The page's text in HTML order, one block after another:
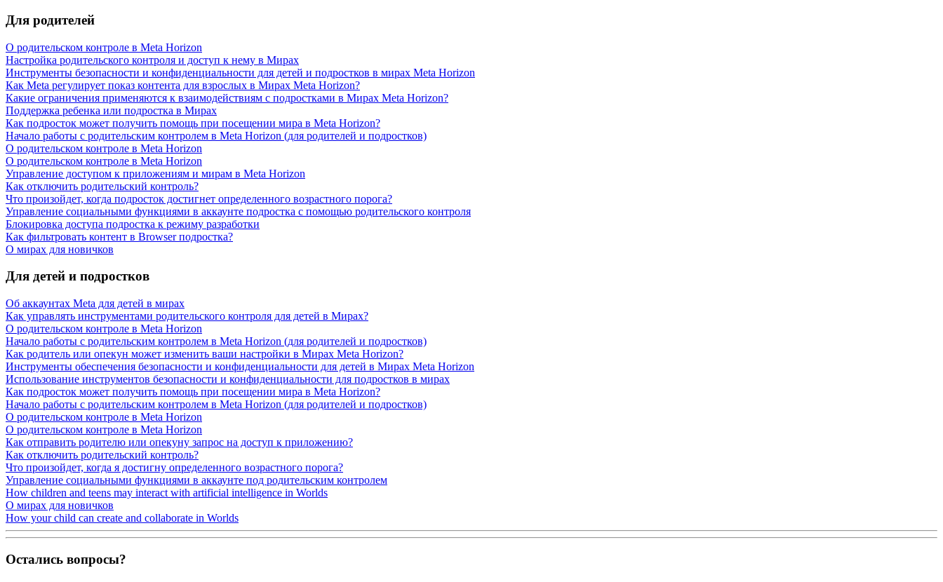
Для родителей
О родительском контроле в Meta Horizon
Настройка родительского контроля и доступ к нему в Мирах
Инструменты безопасности и конфиденциальности для детей и подростков в мирах Meta Horizon
Как Meta регулирует показ контента для взрослых в Мирах Meta Horizon?
Какие ограничения применяются к взаимодействиям с подростками в Мирах Meta Horizon?
Поддержка ребенка или подростка в Мирах
Как подросток может получить помощь при посещении мира в Meta Horizon?
Начало работы с родительским контролем в Meta Horizon (для родителей и подростков)
О родительском контроле в Meta Horizon
О родительском контроле в Meta Horizon
Управление доступом к приложениям и мирам в Meta Horizon
Как отключить родительский контроль?
Что произойдет, когда подросток достигнет определенного возрастного порога?
Управление социальными функциями в аккаунте подростка с помощью родительского контроля
Блокировка доступа подростка к режиму разработки
Как фильтровать контент в Browser подростка?
О мирах для новичков
Для детей и подростков
Об аккаунтах Meta для детей в мирах
Как управлять инструментами родительского контроля для детей в Мирах?
О родительском контроле в Meta Horizon
Начало работы с родительским контролем в Meta Horizon (для родителей и подростков)
Как родитель или опекун может изменить ваши настройки в Мирах Meta Horizon?
Инструменты обеспечения безопасности и конфиденциальности для детей в Мирах Meta Horizon
Использование инструментов безопасности и конфиденциальности для подростков в мирах
Как подросток может получить помощь при посещении мира в Meta Horizon?
Начало работы с родительским контролем в Meta Horizon (для родителей и подростков)
О родительском контроле в Meta Horizon
О родительском контроле в Meta Horizon
Как отправить родителю или опекуну запрос на доступ к приложению?
Как отключить родительский контроль?
Что произойдет, когда я достигну определенного возрастного порога?
Управление социальными функциями в аккаунте под родительским контролем
How children and teens may interact with artificial intelligence in Worlds
О мирах для новичков
How your child can create and collaborate in Worlds
Остались вопросы?